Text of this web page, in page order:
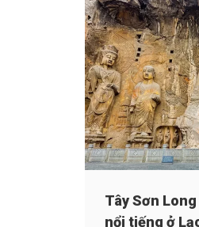
Tây Sơn
nổi tiếng ở